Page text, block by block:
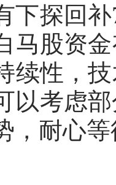
下探回
马股资
续性，
以考虑
，耐心